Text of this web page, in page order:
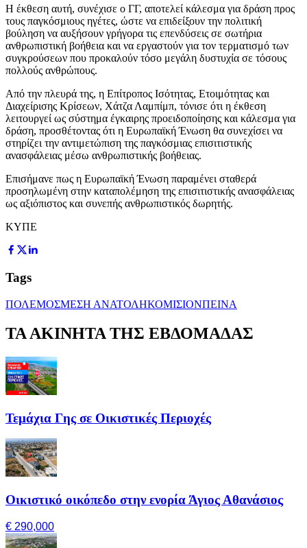
Η έκθεση αυτή, συνέχισε ο ΓΓ, αποτελεί κάλεσμα για δράση προς
τους παγκόσμιους ηγέτες, ώστε να επιδείξουν την πολιτική
βούληση να αυξήσουν γρήγορα τις επενδύσεις σε σωτήρια
ανθρωπιστική βοήθεια και να εργαστούν για τον τερματισμό των
συγκρούσεων που προκαλούν τόσο μεγάλη δυστυχία σε τόσους
πολλούς ανθρώπους.
Από την πλευρά της, η Επίτροπος Ισότητας, Ετοιμότητας και
Διαχείρισης Κρίσεων, Χάτζα Λαμπίμπ, τόνισε ότι η έκθεση
λειτουργεί ως σύστημα έγκαιρης προειδοποίησης και κάλεσμα για
δράση, προσθέτοντας ότι η Ευρωπαϊκή Ένωση θα συνεχίσει να
στηρίζει την αντιμετώπιση της παγκόσμιας επισιτιστικής
ανασφάλειας μέσω ανθρωπιστικής βοήθειας.
Επισήμανε πως η Ευρωπαϊκή Ένωση παραμένει σταθερά
προσηλωμένη στην καταπολέμηση της επισιτιστικής ανασφάλειας
ως αξιόπιστος και συνεπής ανθρωπιστικός δωρητής.
ΚΥΠΕ
Tags
ΠΟΛΕΜΟΣΜΕΣΗ ΑΝΑΤΟΛΗΚΟΜΙΣΙΟΝΠΕΙΝΑ
ΤΑ ΑΚΙΝΗΤΑ ΤΗΣ ΕΒΔΟΜΑΔΑΣ
Τεμάχια Γης σε Οικιστικές Περιοχές
Οικιστικό οικόπεδο στην ενορία Άγιος Αθανάσιος
€ 290,000